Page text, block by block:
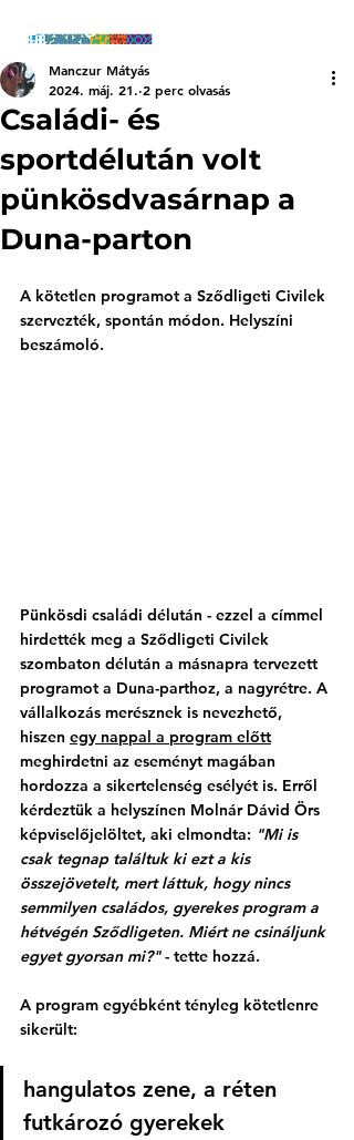
Családi- és
sportdélután volt
pünkösdvasárnap a
Duna-parton
Manczur Mátyás
2024. máj. 21. 2 perc olvasás
A kötetlen programot a Sződligeti Civilek
szervezték, spontán módon. Helyszíni
beszámoló.
Pünkösdi családi délután - ezzel a címmel
hirdették meg a Sződligeti Civilek
szombaton délután a másnapra tervezett
programot a Duna-parthoz, a nagyrétre. A
vállalkozás merésznek is nevezhető,
hiszen egy nappal a program előtt
meghirdetni az eseményt magában
hordozza a sikertelenség esélyét is. Erről
kérdeztük a helyszínen Molnár Dávid Örs
képviselőjelöltet, aki elmondta: "Mi is
csak tegnap találtuk ki ezt a kis
összejövetelt, mert láttuk, hogy nincs
semmilyen családos, gyerekes program a
hétvégén Sződligeten. Miért ne csináljunk
egyet gyorsan mi?" - tette hozzá.
A program egyébként tényleg kötetlenre
sikerült:
hangulatos zene, a réten
futkározó gyerekek